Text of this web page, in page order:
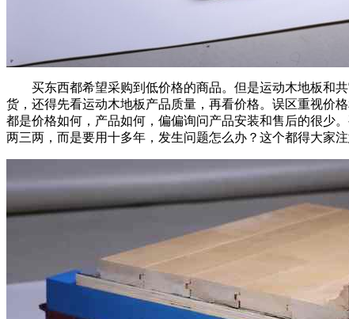
买东西都希望采购到低价格的商品。但是运动木地板和共
货，还得先看运动木地板产品质量，再看价格。误区重视价
都是价格如何，产品如何，偏偏询问产品安装和售后的很少
两三两，而是要用十多年，发生问题怎么办？这个都得大家